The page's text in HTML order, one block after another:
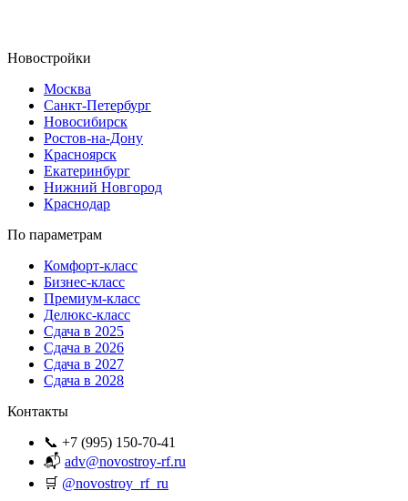
Новостройки
Москва
Санкт-Петербург
Новосибирск
Ростов-на-Дону
Красноярск
Екатеринбург
Нижний Новгород
Краснодар
По параметрам
Комфорт-класс
Бизнес-класс
Премиум-класс
Делюкс-класс
Сдача в 2025
Сдача в 2026
Сдача в 2027
Сдача в 2028
Контакты
📞 +7 (995) 150-70-41
📬 adv@novostroy-rf.ru
🛒 @novostroy_rf_ru